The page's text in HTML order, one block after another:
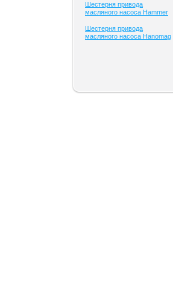
Шестерня привода
масляного насоса Hammer
Шестерня привода
масляного насоса Hanomag